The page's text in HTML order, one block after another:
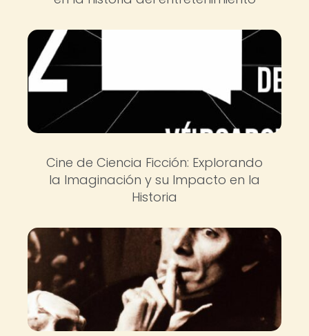
Cine de Ciencia Ficción: Explorando
la Imaginación y su Impacto en la
Historia